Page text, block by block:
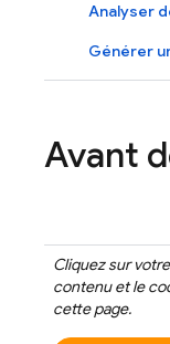
Analyser
Générer
Avant
Cliquez sur
contenu et le
cette page.